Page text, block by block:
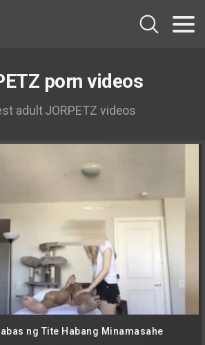
porn videos
adult JORPETZ videos
ng Tite Habang Minamasahe